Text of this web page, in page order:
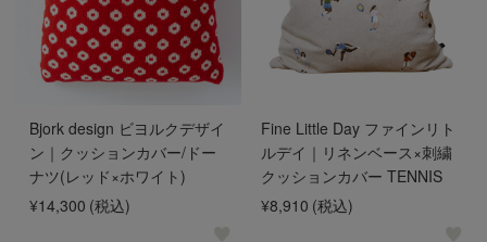
Bjork design ビヨルクデザイ
ン｜クッションカバー/ドー
ナツ(レッド×ホワイト)
¥14,300 (税込)
Fine Little Day ファインリト
ルデイ｜リネンベース×刺繍
クッションカバー TENNIS
¥8,910 (税込)